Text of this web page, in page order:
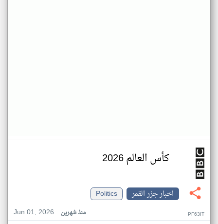
كأس العالم 2026
اخبار جزر القمر
Politics
Jun 01, 2026
منذ شهرين PF63IT